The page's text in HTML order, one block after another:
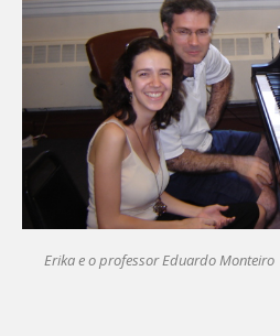
Erika e o professor Eduardo Monteiro